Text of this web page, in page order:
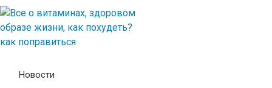
Новости